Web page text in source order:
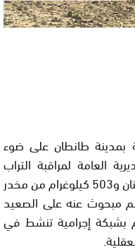
بمدينة طانطان على ضوء
العامة لمراقبة التراب
الوطني، أمس الثلاثاء، من حجز ستة أطنان و503 كيلوغرام من مخدر
مبحوث عنه على الصعيد
بشبكة إجرامية تنشط في